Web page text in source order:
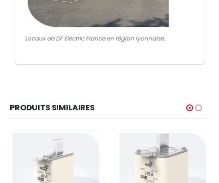
Locaux de DF Electric France en région lyonnaise.
PRODUITS SIMILAIRES